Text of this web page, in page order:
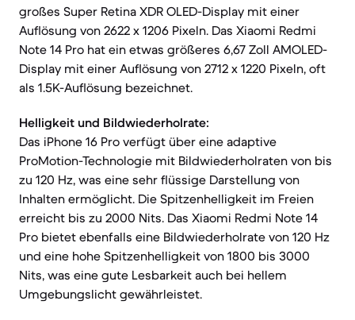
großes Super Retina XDR OLED-Display mit einer
Auflösung von 2622 x 1206 Pixeln. Das Xiaomi Redmi
Note 14 Pro hat ein etwas größeres 6,67 Zoll AMOLED-
Display mit einer Auflösung von 2712 x 1220 Pixeln, oft
als 1.5K-Auflösung bezeichnet.
Helligkeit und Bildwiederholrate:
Das iPhone 16 Pro verfügt über eine adaptive
ProMotion-Technologie mit Bildwiederholraten von bis
zu 120 Hz, was eine sehr flüssige Darstellung von
Inhalten ermöglicht. Die Spitzenhelligkeit im Freien
erreicht bis zu 2000 Nits. Das Xiaomi Redmi Note 14
Pro bietet ebenfalls eine Bildwiederholrate von 120 Hz
und eine hohe Spitzenhelligkeit von 1800 bis 3000
Nits, was eine gute Lesbarkeit auch bei hellem
Umgebungslicht gewährleistet.